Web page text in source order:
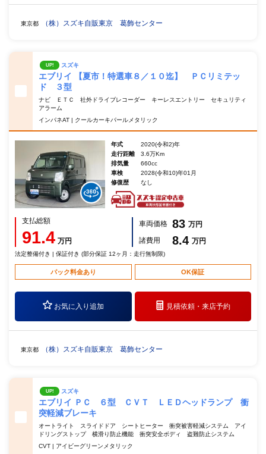
東京都 （株）スズキ自販東京 葛飾センター
UP! スズキ
エブリイ 【夏市！特選車８／１０迄】 ＰＣリミテッ
ド ３型
ナビ ＥＴＣ 社外ドライブレコーダー キーレスエントリー セキュリティ
アラーム
インパネAT | クールカーキパールメタリック
年式
2020(令和2)年
走行距離
3.6万Km
排気量
660cc
車検
2028(令和10)年01月
修復歴
なし
支払総額
91.4 万円
車両価格 83 万円
諸費用
8.4 万円
法定整備付き | 保証付き (部分保証 12ヶ月：走行無制限)
パック料金あり OK保証
お気に入り追加 見積依頼・来店予約
東京都 （株）スズキ自販東京 葛飾センター
UP! スズキ
エブリイ ＰＣ ６型 ＣＶＴ ＬＥＤヘッドランプ 衝
突軽減ブレーキ
オートライト スライドドア シートヒーター 衝突被害軽減システム アイ
ドリングストップ 横滑り防止機能 衝突安全ボディ 盗難防止システム
CVT | アイビーグリーンメタリック